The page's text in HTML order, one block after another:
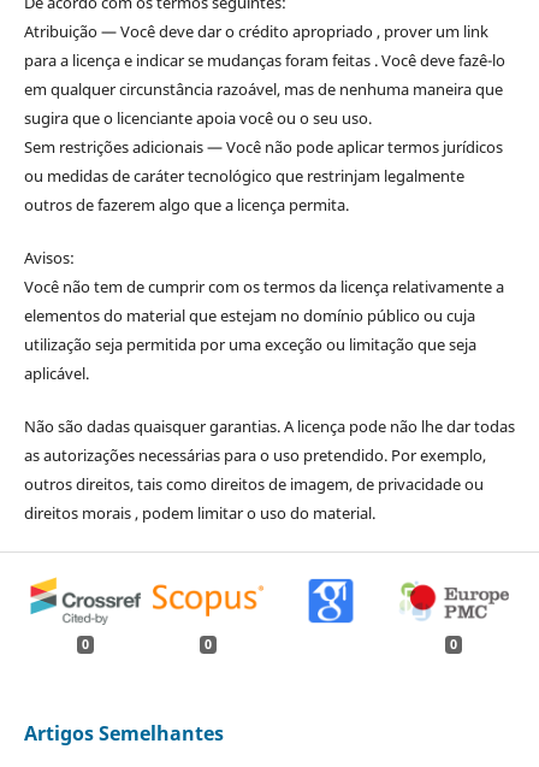
Atribuição — Você deve dar o crédito apropriado , prover um link
para a licença e indicar se mudanças foram feitas . Você deve fazê-lo
em qualquer circunstância razoável, mas de nenhuma maneira que
sugira que o licenciante apoia você ou o seu uso.
Sem restrições adicionais — Você não pode aplicar termos jurídicos
ou medidas de caráter tecnológico que restrinjam legalmente
outros de fazerem algo que a licença permita.
Avisos:
Você não tem de cumprir com os termos da licença relativamente a
elementos do material que estejam no domínio público ou cuja
utilização seja permitida por uma exceção ou limitação que seja
aplicável.
Não são dadas quaisquer garantias. A licença pode não lhe dar todas
as autorizações necessárias para o uso pretendido. Por exemplo,
outros direitos, tais como direitos de imagem, de privacidade ou
direitos morais , podem limitar o uso do material.
0 0 0
Artigos Semelhantes